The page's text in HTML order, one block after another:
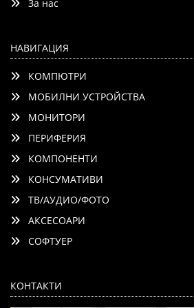
За нас
НАВИГАЦИЯ
КОМПЮТРИ
МОБИЛНИ УСТРОЙСТВА
МОНИТОРИ
ПЕРИФЕРИЯ
КОМПОНЕНТИ
КОНСУМАТИВИ
ТВ/АУДИО/ФОТО
АКСЕСОАРИ
СОФТУЕР
КОНТАКТИ